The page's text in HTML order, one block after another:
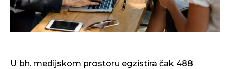
U bh. medijskom prostoru egzistira čak 488